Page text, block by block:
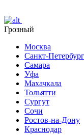
Грозный
Москва
Санкт-Петербург
Самара
Уфа
Махачкала
Тольятти
Сургут
Сочи
Ростов-на-Дону
Краснодар